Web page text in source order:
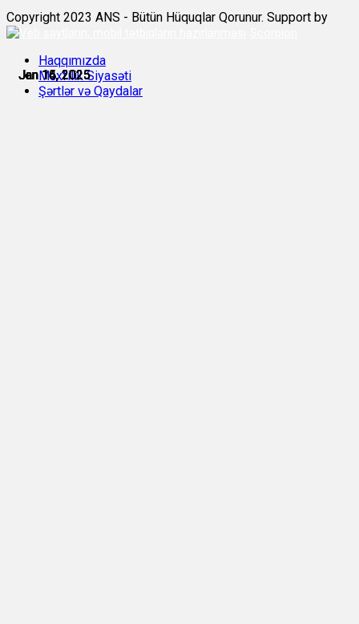
Jan 14, 2025
Jan 14, 2025
Jan 15, 2025
Jan 16, 2025
Jan 16, 2025
Jan 16, 2025
Copyright 2023 ANS - Bütün Hüquqlar Qorunur. Support by
Haqqımızda
Məxfilik Siyasəti
Şərtlər və Qaydalar